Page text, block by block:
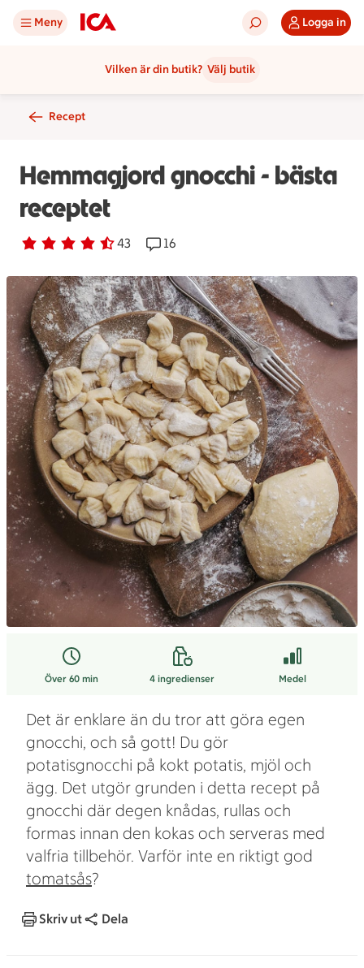
Meny Logga in
Vilken är din butik? Välj butik
Recept
Hemmagjord gnocchi - bästa
receptet
Betyg 4.3 av 5. 43
43 personer har röstatReceptet har 16 kommentarer
16
Över 60 min 4 ingredienser Medel
Det är enklare än du tror att göra egen
gnocchi, och så gott! Du gör
potatisgnocchi på kokt potatis, mjöl och
ägg. Det utgör grunden i detta recept på
gnocchi där degen knådas, rullas och
formas innan den kokas och serveras med
valfria tillbehör. Varför inte en riktigt god
tomatsås?
Skriv ut Dela